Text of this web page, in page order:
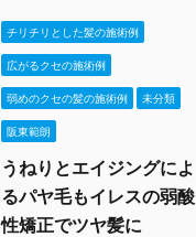
チリチリとした髪の施術例
広がるクセの施術例
弱めのクセの髪の施術例 未分類
阪東範朗
うねりとエイジングによ
るパヤ毛もイレスの弱酸
性矯正でツヤ髪に